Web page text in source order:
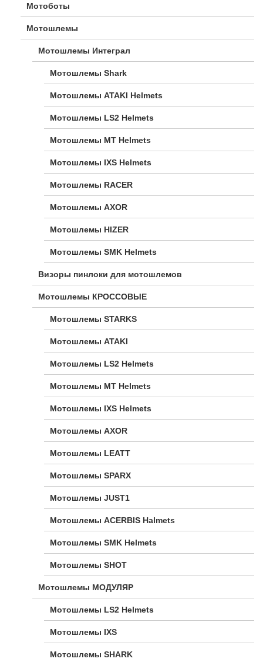
Мотоботы
Мотошлемы
Мотошлемы Интеграл
Мотошлемы Shark
Мотошлемы ATAKI Helmets
Мотошлемы LS2 Helmets
Мотошлемы MT Helmets
Мотошлемы IXS Helmets
Мотошлемы RACER
Мотошлемы AXOR
Мотошлемы HIZER
Мотошлемы SMK Helmets
Визоры пинлоки для мотошлемов
Мотошлемы КРОССОВЫЕ
Мотошлемы STARKS
Мотошлемы ATAKI
Мотошлемы LS2 Helmets
Мотошлемы MT Helmets
Мотошлемы IXS Helmets
Мотошлемы AXOR
Мотошлемы LEATT
Мотошлемы SPARX
Мотошлемы JUST1
Мотошлемы ACERBIS Halmets
Мотошлемы SMK Helmets
Мотошлемы SHOT
Мотошлемы МОДУЛЯР
Мотошлемы LS2 Helmets
Мотошлемы IXS
Мотошлемы SHARK